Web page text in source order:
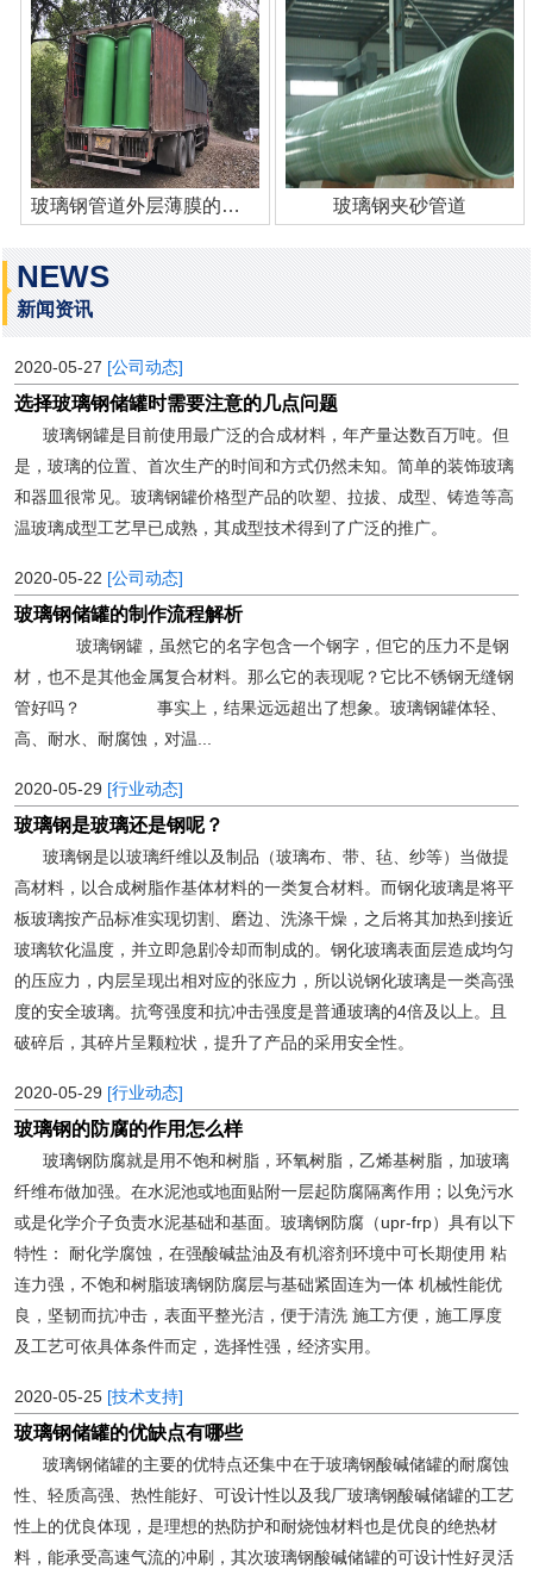
玻璃钢管道外层薄膜的作用 玻璃钢夹砂管道
NEWS
新闻资讯
2020-05-27 [公司动态]
选择玻璃钢储罐时需要注意的几点问题
玻璃钢罐是目前使用最广泛的合成材料，年产量达数百万吨。但
是，玻璃的位置、首次生产的时间和方式仍然未知。简单的装饰玻璃
和器皿很常见。玻璃钢罐价格型产品的吹塑、拉拔、成型、铸造等高
温玻璃成型工艺早已成熟，其成型技术得到了广泛的推广。
2020-05-22 [公司动态]
玻璃钢储罐的制作流程解析
玻璃钢罐，虽然它的名字包含一个钢字，但它的压力不是钢
材，也不是其他金属复合材料。那么它的表现呢？它比不锈钢无缝钢
管好吗？ 事实上，结果远远超出了想象。玻璃钢罐体轻、
高、耐水、耐腐蚀，对温...
2020-05-29 [行业动态]
玻璃钢是玻璃还是钢呢？
玻璃钢是以玻璃纤维以及制品（玻璃布、带、毡、纱等）当做提
高材料，以合成树脂作基体材料的一类复合材料。而钢化玻璃是将平
板玻璃按产品标准实现切割、磨边、洗涤干燥，之后将其加热到接近
玻璃软化温度，并立即急剧冷却而制成的。钢化玻璃表面层造成均匀
的压应力，内层呈现出相对应的张应力，所以说钢化玻璃是一类高强
度的安全玻璃。抗弯强度和抗冲击强度是普通玻璃的4倍及以上。且
破碎后，其碎片呈颗粒状，提升了产品的采用安全性。
2020-05-29 [行业动态]
玻璃钢的防腐的作用怎么样
玻璃钢防腐就是用不饱和树脂，环氧树脂，乙烯基树脂，加玻璃
纤维布做加强。在水泥池或地面贴附一层起防腐隔离作用；以免污水
或是化学介子负责水泥基础和基面。玻璃钢防腐（upr-frp）具有以下
特性： 耐化学腐蚀，在强酸碱盐油及有机溶剂环境中可长期使用 粘
连力强，不饱和树脂玻璃钢防腐层与基础紧固连为一体 机械性能优
良，坚韧而抗冲击，表面平整光洁，便于清洗 施工方便，施工厚度
及工艺可依具体条件而定，选择性强，经济实用。
2020-05-25 [技术支持]
玻璃钢储罐的优缺点有哪些
玻璃钢储罐的主要的优特点还集中在于玻璃钢酸碱储罐的耐腐蚀
性、轻质高强、热性能好、可设计性以及我厂玻璃钢酸碱储罐的工艺
性上的优良体现，是理想的热防护和耐烧蚀材料也是优良的绝热材
料，能承受高速气流的冲刷，其次玻璃钢酸碱储罐的可设计性好灵活